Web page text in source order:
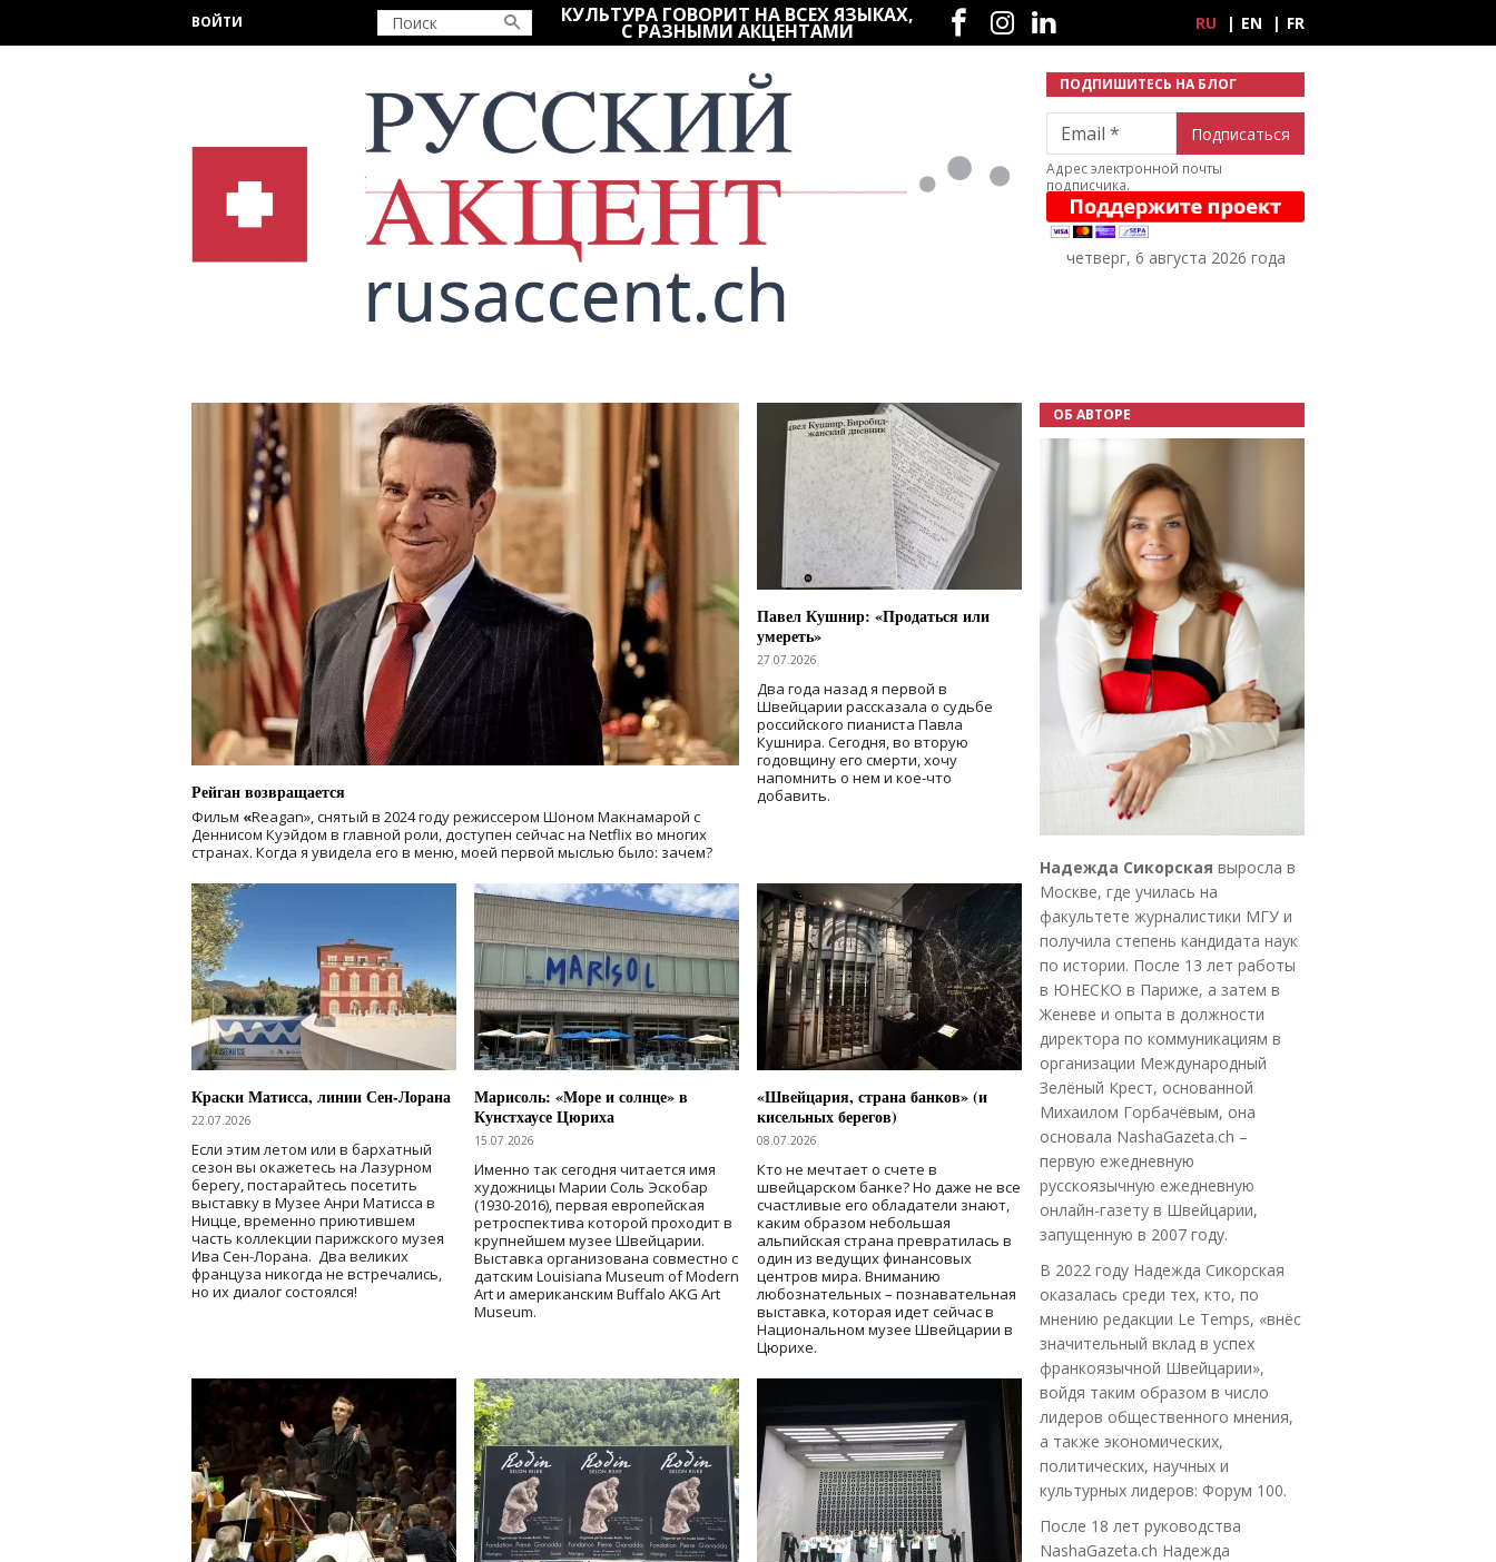
ВОЙТИ КУЛЬТУРА ГОВОРИТ НА ВСЕХ ЯЗЫКАХ,
С РАЗНЫМИ АКЦЕНТАМИ
Социальные сети
RU EN FR
ПОДПИШИТЕСЬ НА БЛОГ
Email
Адрес электронной почты
подписчика.
четверг, 6 августа 2026 года
Рейган возвращается
Фильм «Reagan», снятый в 2024 годурежиссером Шоном Макнамарой с
Деннисом Куэйдом в главной роли, доступен сейчас на Netflix во многих
странах. Когда я увидела его в меню, моей первой мыслью было: зачем?
Павел Кушнир: «Продаться или
умереть»
27.07.2026
Два года назад я первой в
Швейцарии рассказала о судьбе
российского пианиста Павла
Кушнира. Сегодня, во вторую
годовщину его смерти, хочу
напомнить о нем и кое-что
добавить.
Краски Матисса, линии Сен-Лорана
22.07.2026
Если этим летом или в бархатный
сезон вы окажетесь на Лазурном
берегу, постарайтесь посетить
выставку в Музее Анри Матисса в
Ницце, временно приютившем
часть коллекции парижского музея
Ива Сен-Лорана. Два великих
француза никогда не встречались,
но их диалог состоялся!
Марисоль: «Море и солнце» в
Кунстхаусе Цюриха
15.07.2026
Именно так сегодня читается имя
художницы Марии Соль Эскобар
(1930-2016), первая европейская
ретроспектива которой проходит в
крупнейшем музее Швейцарии.
Выставка организована совместно с
датским Louisiana Museum of Modern
Art и американским Buffalo AKG Art
Museum.
«Швейцария, страна банков» (и
кисельных берегов)
08.07.2026
Кто не мечтает о счете в
швейцарском банке? Но даже не все
счастливые его обладатели знают,
каким образом небольшая
альпийская страна превратилась в
один из ведущих финансовых
центров мира. Вниманию
любознательных – познавательная
выставка, которая идет сейчас в
Национальном музее Швейцарии в
Цюрихе.
ОБ АВТОРЕ
Надежда Сикорская выросла в
Москве, где училась на
факультете журналистики МГУ и
получила степень кандидата наук
по истории. После 13 лет работы
в ЮНЕСКО в Париже, а затем в
Женеве и опыта в должности
директора по коммуникациям в
организации Международный
Зелёный Крест, основанной
Михаилом Горбачёвым, она
основала NashaGazeta.ch –
первую ежедневную
русскоязычную ежедневную
онлайн-газету в Швейцарии,
запущенную в 2007 году.
В 2022 году Надежда Сикорская
оказалась среди тех, кто, по
мнению редакции Le Temps, «внёс
значительный вклад в успех
франкоязычной Швейцарии»,
войдя таким образом в число
лидеров общественного мнения,
а также экономических,
политических, научных и
культурных лидеров: Форум 100.
После 18 лет руководства
NashaGazeta.ch Надежда